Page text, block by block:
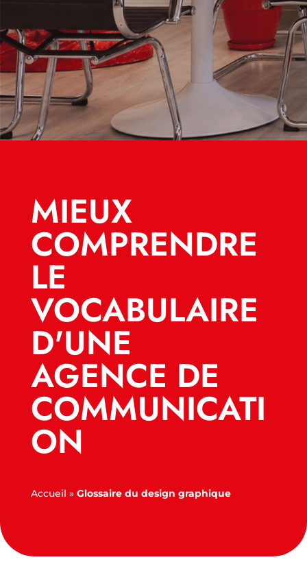
MIEUX
COMPRENDRE
LE
VOCABULAIRE
D'UNE
AGENCE DE
COMMUNICATI
ON
Accueil » Glossaire du design graphique